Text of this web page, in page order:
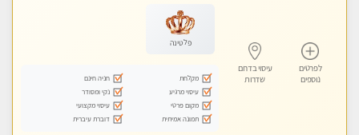
לפרטים
נוספים
עיסוי בדרום
שדרות
פלטינה
מקלחת
חניה חינם
עיסוי מרגיע
נקי ומסודר
מקום פרטי
עיסוי מקצועי
תמונה אמיתית
דוברת עיברית